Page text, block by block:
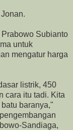
Subianto
untuk
mengatur harga
listrik, 450
cara itu tadi. Kita
baranya,"
Sandiaga,